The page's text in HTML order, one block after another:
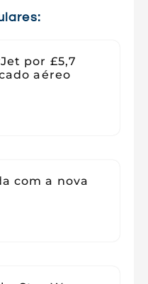
por £5,7
aéreo
com a nova